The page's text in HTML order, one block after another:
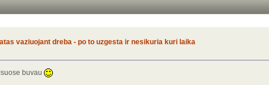
vaziuojant dreba - po to uzgesta ir nesikuria kuri laika
buvau